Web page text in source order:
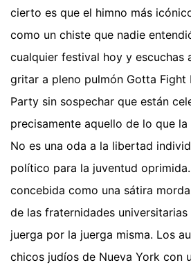
cierto es que el himno más
como un chiste que nadie
cualquier festival hoy y escuchas
gritar a pleno pulmón Gotta Fight
Party sin sospechar que están
precisamente aquello de lo que
No es una oda a la libertad
político para la juventud
concebida como una sátira
de las fraternidades
juerga por la juerga misma. Los
chicos judíos de Nueva York con